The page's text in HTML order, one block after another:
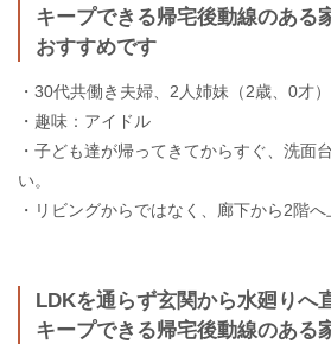
キープできる帰宅後動線のある
おすすめです
・30代共働き夫婦、2人姉妹（2歳、0才）
・趣味：アイドル
・子ども達が帰ってきてからすぐ、洗面
い。
・リビングからではなく、廊下から2階へ
LDKを通らず玄関から水廻りへ
キープできる帰宅後動線のある